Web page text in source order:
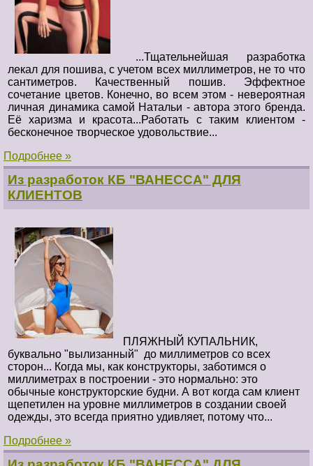
...Тщательнейшая разработка
лекал для пошива, с учетом всех миллиметров, не то что
сантиметров. Качественный пошив. Эффектное
сочетание цветов. Конечно, во всем этом - невероятная
личная динамика самой Натальи - автора этого бренда.
Её харизма и красота...Работать с таким клиентом -
бесконечное творческое удовольствие...
Подробнее »
Из разработок КБ "ВАНЕССА" ДЛЯ
КЛИЕНТОВ
ПЛЯЖНЫЙ КУПАЛЬНИК,
буквально "вылизанный" до миллиметров со всех
сторон... Когда мы, как конструкторы, заботимся о
миллиметрах в построении - это нормально: это
обычные конструкторские будни. А вот когда сам клиент
щепетилен на уровне миллиметров в создании своей
одежды, это всегда приятно удивляет, потому что...
Подробнее »